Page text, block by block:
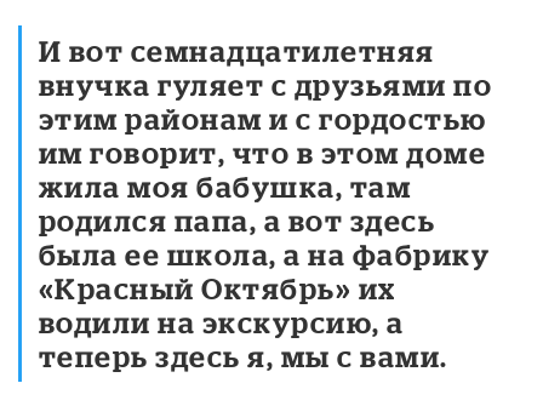
И вот семнадцатилетняя
внучка гуляет с друзьями по
этим районам и с гордостью
им говорит, что в этом доме
жила моя бабушка, там
родился папа, а вот здесь
была ее школа, а на фабрику
«Красный Октябрь» их
водили на экскурсию, а
теперь здесь я, мы с вами.